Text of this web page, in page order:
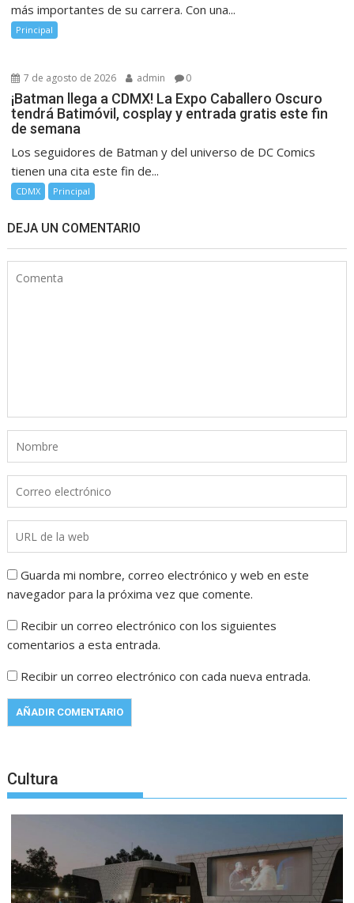
más importantes de su carrera. Con una...
Principal
7 de agosto de 2026 admin 0
¡Batman llega a CDMX! La Expo Caballero Oscuro
tendrá Batimóvil, cosplay y entrada gratis este fin
de semana
Los seguidores de Batman y del universo de DC Comics
tienen una cita este fin de...
CDMX Principal
DEJA UN COMENTARIO
Guarda mi nombre, correo electrónico y web en este
navegador para la próxima vez que comente.
Recibir un correo electrónico con los siguientes
comentarios a esta entrada.
Recibir un correo electrónico con cada nueva entrada.
Cultura